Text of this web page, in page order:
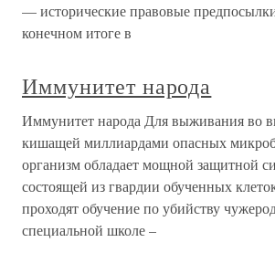
— исторические правовые
конечном итоге в
Иммунитет народа
Иммунитет народа Для выживания во
кишащей миллиардами опасных
организм обладает мощной защитной
состоящей из гвардии обученных
проходят обучение по убийству
специальной школе –